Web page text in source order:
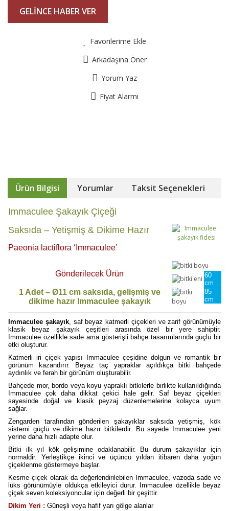
GELİNCE HABER VER
Favorilerime Ekle
Arkadaşına Öner
Yorum Yaz
Fiyat Alarmı
Ürün Bilgisi Yorumlar Taksit Seçenekleri
Immaculee Şakayık Çiçeği
Saksıda – Yetişmiş & Dikime Hazır
Paeonia lactiflora ‘Immaculee’
Gönderilecek Ürün
60
cm
1 Adet – Ø11 cm saksıda, gelişmiş ve
dikime hazır Immaculee şakayık
85
cm
Immaculee şakayık, saf beyaz katmerli çiçekleri ve zarif görünümüyle
klasik beyaz şakayık çeşitleri arasında özel bir yere sahiptir.
Immaculee özellikle sade ama gösterişli bahçe tasarımlarında güçlü bir
etki oluşturur.
Katmerli iri çiçek yapısı Immaculee çeşidine dolgun ve romantik bir
görünüm kazandırır. Beyaz taç yapraklar açıldıkça bitki bahçede
aydınlık ve ferah bir görünüm oluşturabilir.
Bahçede mor, bordo veya koyu yapraklı bitkilerle birlikte kullanıldığında
Immaculee çok daha dikkat çekici hale gelir. Saf beyaz çiçekleri
sayesinde doğal ve klasik peyzaj düzenlemelerine kolayca uyum
sağlar.
Zengarden tarafından gönderilen şakayıklar saksıda yetişmiş, kök
sistemi güçlü ve dikime hazır bitkilerdir. Bu sayede Immaculee yeni
yerine daha hızlı adapte olur.
Bitki ilk yıl kök gelişimine odaklanabilir. Bu durum şakayıklar için
normaldir. Yerleştikçe ikinci ve üçüncü yıldan itibaren daha yoğun
çiçeklenme göstermeye başlar.
Kesme çiçek olarak da değerlendirilebilen Immaculee, vazoda sade ve
lüks görünümüyle oldukça etkileyici durur. Immaculee özellikle beyaz
çiçek seven koleksiyoncular için değerli bir çeşittir.
Dikim Yeri : Güneşli veya hafif yarı gölge alanlar